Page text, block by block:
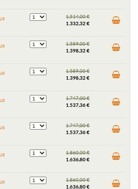
1.514,00 €
1.332,32 €
1.589,00 €
1.398,32 €
1.589,00 €
1.398,32 €
1.747,00 €
1.537,36 €
1.747,00 €
1.537,36 €
1.860,00 €
1.636,80 €
1.860,00 €
1.636,80 €